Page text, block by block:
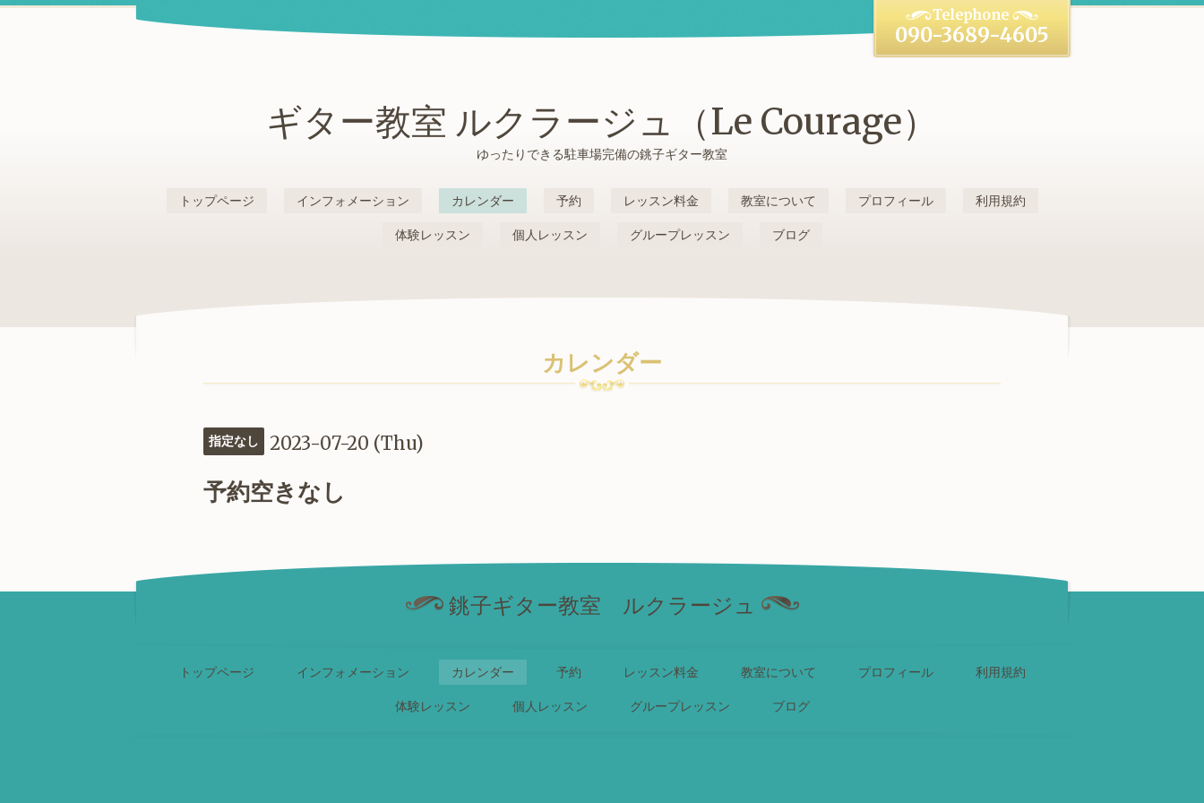
ギター教室 ルクラージュ（Le Courage）
ゆったりできる駐車場完備の銚子ギター教室
090-3689-4605
トップページ インフォメーション カレンダー 予約 レッスン料金 教室について プロフィール 利用規約
体験レッスン 個人レッスン グループレッスン ブログ
カレンダー
指定なし 2023-07-20 (Thu)
予約空きなし
銚子ギター教室 ルクラージュ
トップページ インフォメーション カレンダー 予約 レッスン料金 教室について プロフィール 利用規約
体験レッスン 個人レッスン グループレッスン ブログ